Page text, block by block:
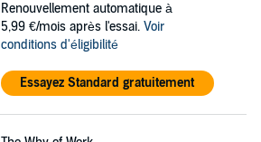
Renouvellement automatique à
5,99 €/mois après l'essai. Voir
conditions d'éligibilité
Essayez Standard gratuitement